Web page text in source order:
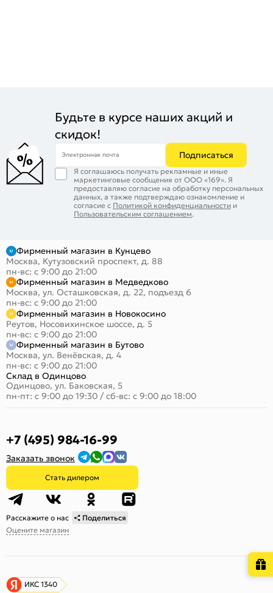
Будьте в курсе наших акций и
скидок!
Электронная почта Подписаться
Я соглашаюсь получать рекламные и иные
маркетинговые сообщения от ООО «169». Я
предоставляю согласие на обработку персональных
данных, а также подтверждаю ознакомление и
согласие с Политикой конфиденциальности и
Пользовательским соглашением.
Фирменный магазин в Кунцево
Москва, Кутузовский проспект, д. 88
пн-вс: с 9:00 до 21:00
Фирменный магазин в Медведково
Москва, ул. Осташковская, д. 22, подъезд 6
пн-вс: с 9:00 до 21:00
Фирменный магазин в Новокосино
Реутов, Носовихинское шоссе, д. 5
пн-вс: с 9:00 до 21:00
Фирменный магазин в Бутово
Москва, ул. Венёвская, д. 4
пн-вс: с 9:00 до 21:00
Склад в Одинцово
Одинцово, ул. Баковская, 5
пн-пт: с 9:00 до 19:30 / сб-вс: с 9:00 до 18:00
+7 (495) 984-16-99
Заказать звонок
Стать дилером
Расскажите о нас
Поделиться
Оцените магазин
ИКС 1340